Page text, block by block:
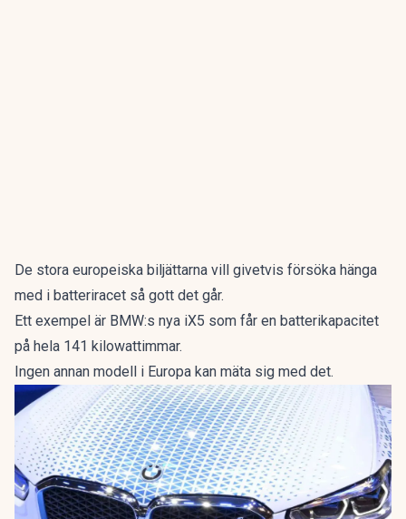
De stora europeiska biljättarna vill givetvis försöka hänga
med i batteriracet så gott det går.
Ett exempel är BMW:s nya iX5 som får en batterikapacitet
på hela 141 kilowattimmar.
Ingen annan modell i Europa kan mäta sig med det.